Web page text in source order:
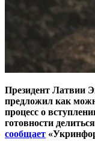
Президент Латвии
предложил как
процесс о
готовности
сообщает